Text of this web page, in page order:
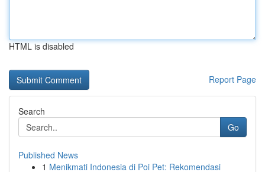
HTML is disabled
Report Page
Search
Go
Published News
1 Menikmati Indonesia di Poi Pet: Rekomendasi